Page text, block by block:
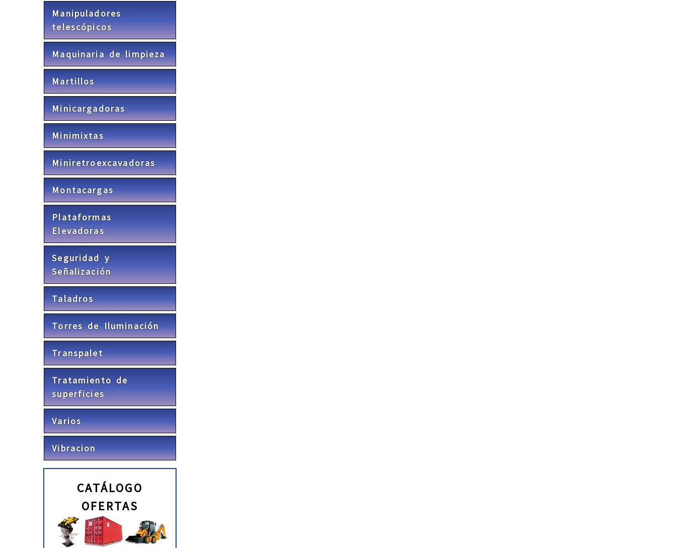
Manipuladores
telescópicos
Maquinaria de limpieza
Martillos
Minicargadoras
Minimixtas
Miniretroexcavadoras
Montacargas
Plataformas
Elevadoras
Seguridad y
Señalización
Taladros
Torres de Iluminación
Transpalet
Tratamiento de
superficies
Varios
Vibracion
CATÁLOGO
OFERTAS